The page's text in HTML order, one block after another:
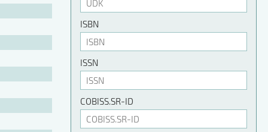
ISBN
ISSN
COBISS.SR-ID